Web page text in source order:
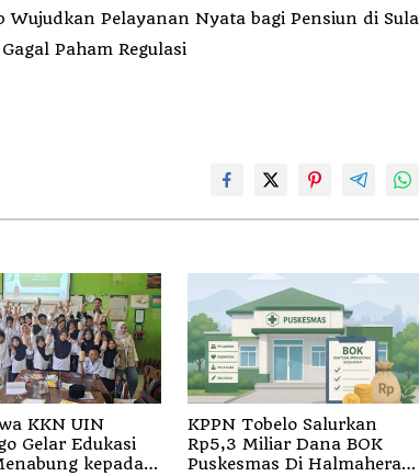
Kantor ke Fogi, PT MDP Siap Wujudkan Pelayanan Nyata bagi Pensiun di Sula
Paham Regulasi
KKN UIN
Gelar Edukasi
kepada
KPPN Tobelo Salurkan
Rp5,3 Miliar Dana BOK
Puskesmas Di Halmahera